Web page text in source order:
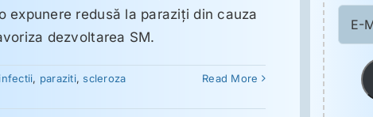
expunere redusă la paraziţi din cauza
dezvoltarea SM.
infectii, paraziti, scleroza
Read More
Mail